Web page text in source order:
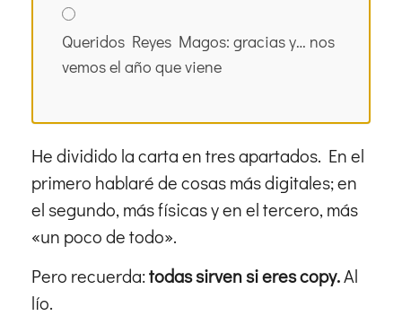
Queridos Reyes Magos: gracias y… nos
vemos el año que viene
He dividido la carta en tres apartados. En el
primero hablaré de cosas más digitales; en
el segundo, más físicas y en el tercero, más
«un poco de todo».
Pero recuerda:todas sirven si eres copy.Al
lío.